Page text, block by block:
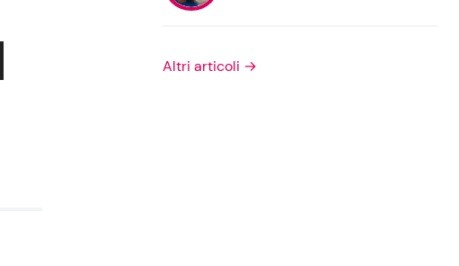
Privacy Policy
Altri articoli →